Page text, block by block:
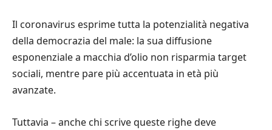
Il coronavirus esprime tutta la potenzialità negativa
della democrazia del male: la sua diffusione
esponenziale a macchia d’olio non risparmia target
sociali, mentre pare più accentuata in età più
avanzate.
Tuttavia – anche chi scrive queste righe deve